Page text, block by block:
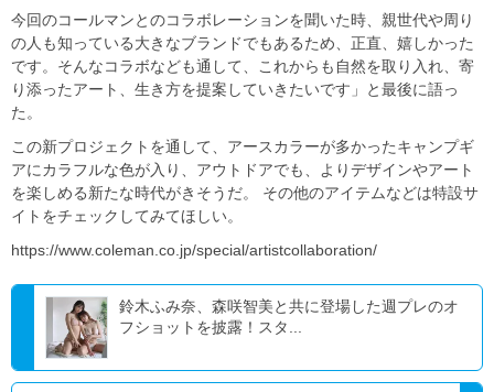
今回のコールマンとのコラボレーションを聞いた時、親世代や周り
の人も知っている大きなブランドでもあるため、正直、嬉しかった
です。そんなコラボなども通して、これからも自然を取り入れ、寄
り添ったアート、生き方を提案していきたいです」と最後に語っ
た。
この新プロジェクトを通して、アースカラーが多かったキャンプギ
アにカラフルな色が入り、アウトドアでも、よりデザインやアート
を楽しめる新たな時代がきそうだ。 その他のアイテムなどは特設サ
イトをチェックしてみてほしい。
https://www.coleman.co.jp/special/artistcollaboration/
鈴木ふみ奈、森咲智美と共に登場した週プレのオ
フショットを披露！スタ...